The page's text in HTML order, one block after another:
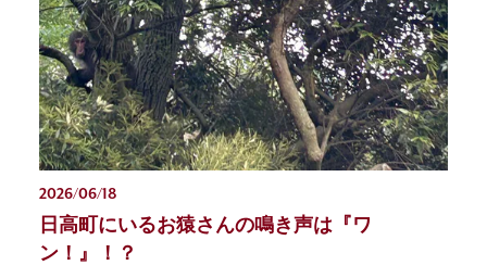
2026/06/18
日高町にいるお猿さんの鳴き声は『ワ
ン！』！？